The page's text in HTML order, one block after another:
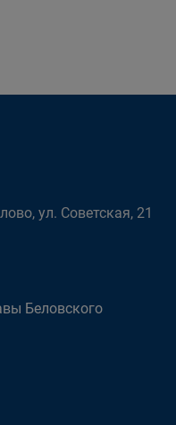
ул. Советская, 21
Беловского